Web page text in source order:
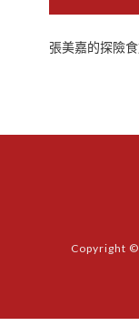
張美嘉的探險
Copyright ©